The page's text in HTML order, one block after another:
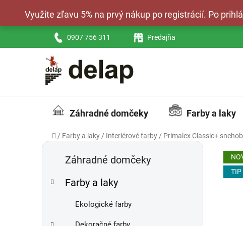
obsah
Využite zľavu 5% na prvý nákup po registrácií. Po
0907 756 311 Predajňa
Záhradné domčeky Farby a laky
Domov
/ Farby a laky/ Interiérové farby/ Primalex Classic+
B
Preskočiť
kategórie
K
Záhradné domčeky
Farby a laky
Ekologické farby
TIP